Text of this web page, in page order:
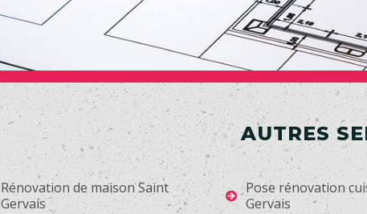
AUTRES
Rénovation de maison Saint
Gervais
Pose rénovation
Gervais